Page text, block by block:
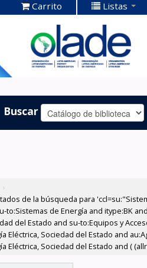
Carrito Listas
Buscar
›
de la búsqueda para
to:Sistemas de Energía and itype:BK
del Estado and su-to:Equipos y
Eléctrica, Sociedad del Estado and
Eléctrica, Sociedad del Estado and (